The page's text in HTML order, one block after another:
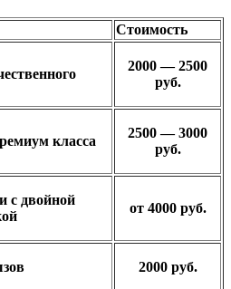
Стоимость
2000 — 2500
руб.
класса
2500 — 3000
руб.
с двойной
от 4000 руб.
2000 руб.